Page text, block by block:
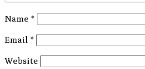
Name *
Email *
Website